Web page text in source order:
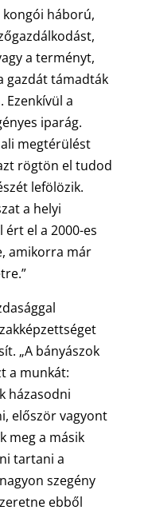
kongói háború,
a terményt,
gazdát támadták
Ezenkívül a
iparág.
megtérülést
rögtön el tudod
lefölözik.
a helyi
el a 2000-es
amikorra már
„A bányászok
a munkát:
házasodni
először vagyont
meg a másik
tartani a
szegény
ebből